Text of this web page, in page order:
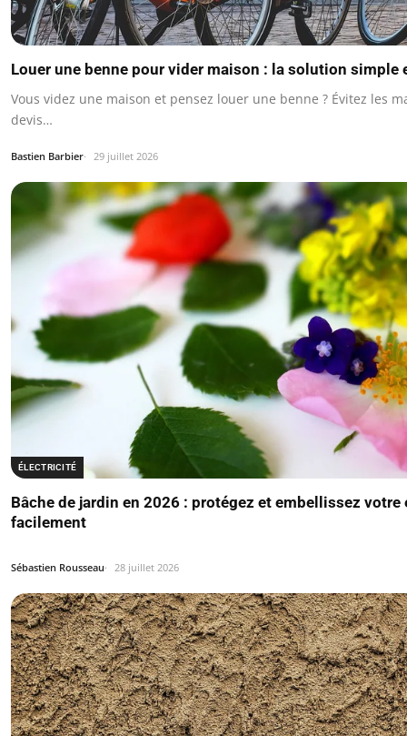
Louer une benne pour vider maison : la solution simple
Vous videz une maison et pensez louer une benne ? Évitez les
devis…
Bastien Barbier 29 juillet 2026
ÉLECTRICITÉ
Bâche de jardin en 2026 : protégez et embellissez votre
facilement
Sébastien Rousseau 28 juillet 2026